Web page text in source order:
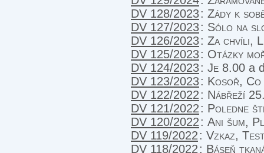
DV 128/2023: Zády k
DV 127/2023: Sólo na
DV 126/2023: Za chvíli,
DV 125/2023: Otázky
DV 124/2023: Je 8.00 a
DV 123/2023: Kosoř, Co
DV 122/2022: Nábřeží
DV 121/2022: Poledne
DV 120/2022: Ani šum,
DV 119/2022: Vzkaz,
DV 118/2022: Báseň